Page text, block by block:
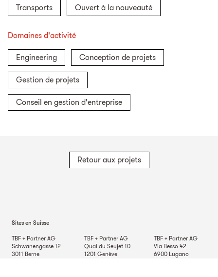
Transports Ouvert à la nouveauté
Domaines d'activité
Engineering Conception de projets
Gestion de projets
Conseil en gestion d'entreprise
Retour aux projets
Sites en Suisse
TBF + Partner AG
Schwanengasse 12
3011 Berne
TBF + Partner AG
Quai du Seujet 10
1201 Genève
TBF + Partner AG
Via Besso 42
6900 Lugano